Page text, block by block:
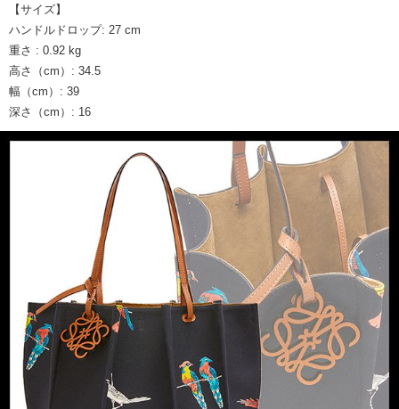
【サイズ】
ハンドルドロップ: 27 cm
重さ : 0.92 kg
高さ（cm）: 34.5
幅（cm）: 39
深さ（cm）: 16